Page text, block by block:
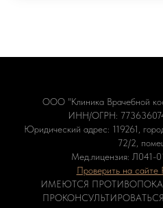
ООО "Клиника Врачебной
ИНН/ОГРН:
Юридический адрес: 119261,
72/2,
Мед.лицензия: Л041-
Проверить на сайте
ИМЕЮТСЯ